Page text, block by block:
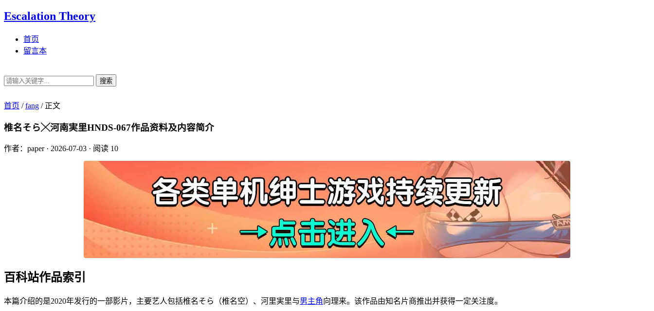
Escalation Theory
首页
留言本
搜索
首页 / fang /正文
椎名そら╳河南実里HNDS-067作品资料及内容简介
作者：paper· 2026-07-03 · 阅读 10
百科站作品索引
本篇介绍的是2020年发行的一部影片，主要艺人包括椎名そら（椎名空）、河里実里与男主角向理来。该作品由知名片商推出并获得一定关注度。